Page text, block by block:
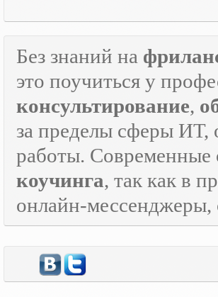
Без знаний на
это поучиться у
консультирование,
за пределы сферы ИТ,
работы. Современные
коучинга, так как в
онлайн-мессенджеры,